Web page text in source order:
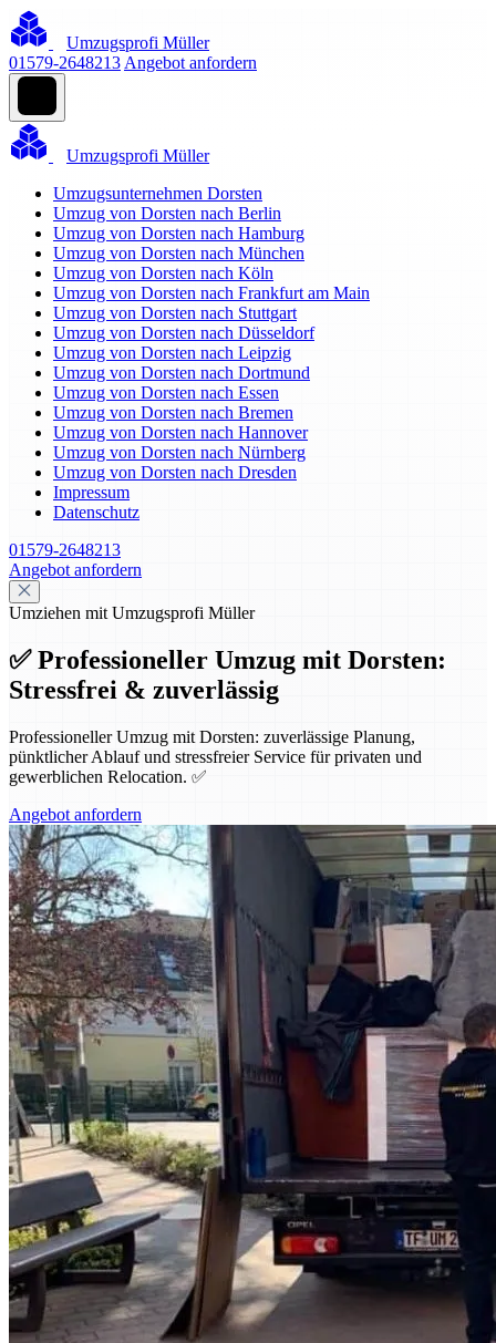
Umzugsprofi Müller
01579-2648213 Angebot anfordern
Umzugsprofi Müller
Umzugsunternehmen Dorsten
Umzug von Dorsten nach Berlin
Umzug von Dorsten nach Hamburg
Umzug von Dorsten nach München
Umzug von Dorsten nach Köln
Umzug von Dorsten nach Frankfurt am Main
Umzug von Dorsten nach Stuttgart
Umzug von Dorsten nach Düsseldorf
Umzug von Dorsten nach Leipzig
Umzug von Dorsten nach Dortmund
Umzug von Dorsten nach Essen
Umzug von Dorsten nach Bremen
Umzug von Dorsten nach Hannover
Umzug von Dorsten nach Nürnberg
Umzug von Dorsten nach Dresden
Impressum
Datenschutz
01579-2648213
Angebot anfordern
Umziehen mit Umzugsprofi Müller
✅ Professioneller Umzug mit Dorsten:
Stressfrei & zuverlässig
Professioneller Umzug mit Dorsten: zuverlässige Planung,
pünktlicher Ablauf und stressfreier Service für privaten und
gewerblichen Relocation. ✅
Angebot anfordern